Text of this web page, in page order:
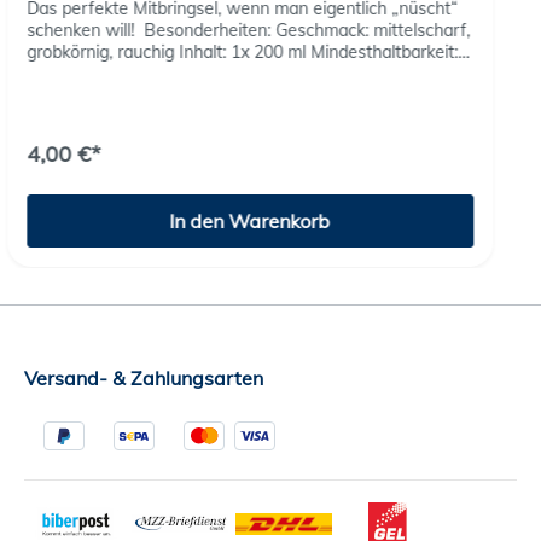
Das perfekte Mitbringsel, wenn man eigentlich „nüscht“
schenken will! Besonderheiten: Geschmack: mittelscharf,
grobkörnig, rauchig Inhalt: 1x 200 ml Mindesthaltbarkeit:
4,00 €*
In den Warenkorb
Versand- & Zahlungsarten